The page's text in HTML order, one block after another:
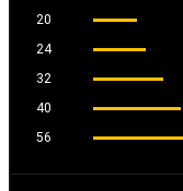
20
24
32
40
56